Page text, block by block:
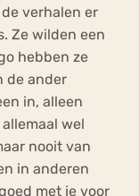
verhalen er
Ze wilden een
hebben ze
de ander
in, alleen
wel
nooit van
in anderen
met je voor